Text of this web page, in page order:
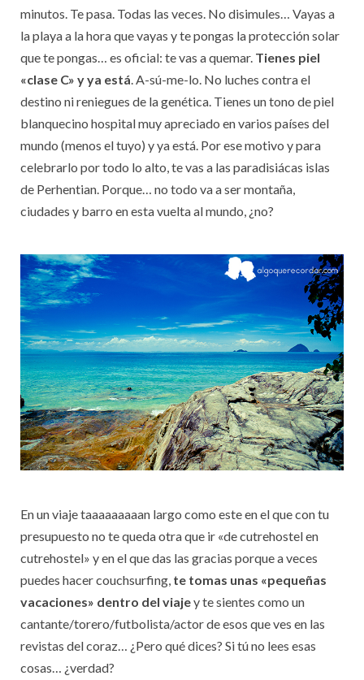
minutos. Te pasa. Todas las veces. No disimules… Vayas a
la playa a la hora que vayas y te pongas la protección solar
que te pongas… es oficial: te vas a quemar. Tienes piel
«clase C» y ya está. A-sú-me-lo. No luches contra el
destino ni reniegues de la genética. Tienes un tono de piel
blanquecino hospital muy apreciado en varios países del
mundo (menos el tuyo) y ya está. Por ese motivo y para
celebrarlo por todo lo alto, te vas a las paradisiácas islas
de Perhentian. Porque… no todo va a ser montaña,
ciudades y barro en esta vuelta al mundo, ¿no?
En un viaje taaaaaaaaan largo como este en el que con tu
presupuesto no te queda otra que ir «de cutrehostel en
cutrehostel» y en el que das las gracias porque a veces
puedes hacer couchsurfing, te tomas unas «pequeñas
vacaciones» dentro del viajey te sientes como un
cantante/torero/futbolista/actor de esos que ves en las
revistas del coraz… ¿Pero qué dices? Si tú no lees esas
cosas… ¿verdad?